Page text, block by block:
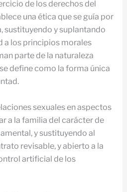
de los derechos del
una ética que se guía por
sustituyendo y suplantando
a los principios morales
parte de la naturaleza
define como la forma única
sexuales en aspectos
a la familia del carácter de
y sustituyendo al
revisable, y abierto a la
artificial de los